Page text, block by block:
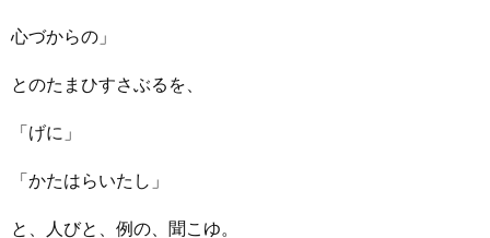
心づからの」
とのたまひすさぶるを、
「げに」
「かたはらいたし」
と、人びと、例の、聞こゆ。